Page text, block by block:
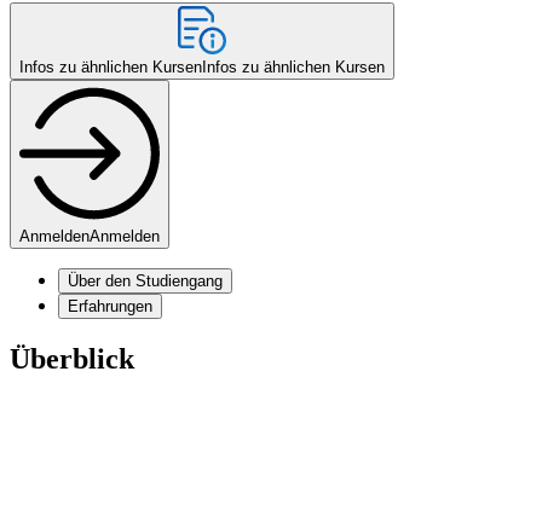
Infos zu ähnlichen Kursen Infos zu ähnlichen Kursen
AnmeldenAnmelden
Über den Studiengang
Erfahrungen
Überblick